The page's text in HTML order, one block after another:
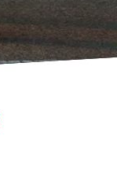
Verkstad
Kundservice